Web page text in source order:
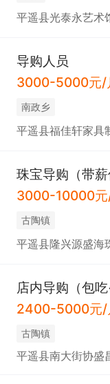
平遥县光泰永艺术
导购人员
3000-5000元/
南政乡
平遥县福佳轩家具
珠宝导购（带薪
3000-10000元
古陶镇
平遥县隆兴源盛海
店内导购（包吃
2400-5000元/
古陶镇
平遥县南大街协盛